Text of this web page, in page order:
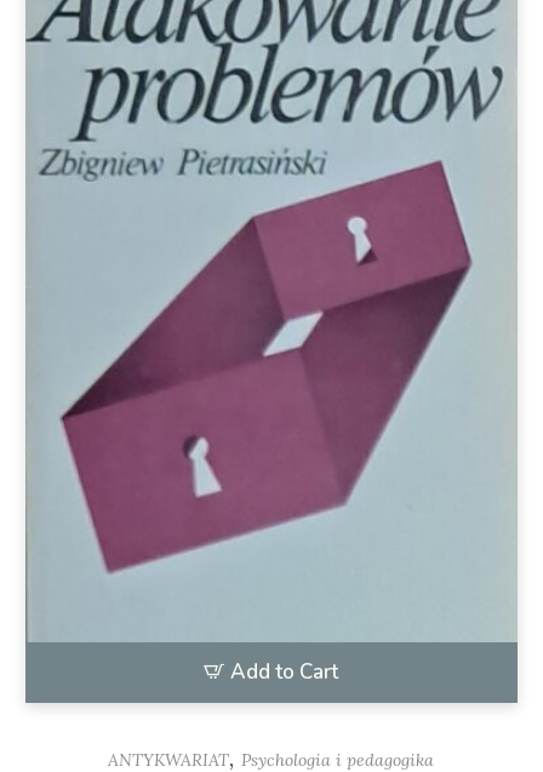
Add to Cart
ANTYKWARIAT, Psychologia i pedagogika